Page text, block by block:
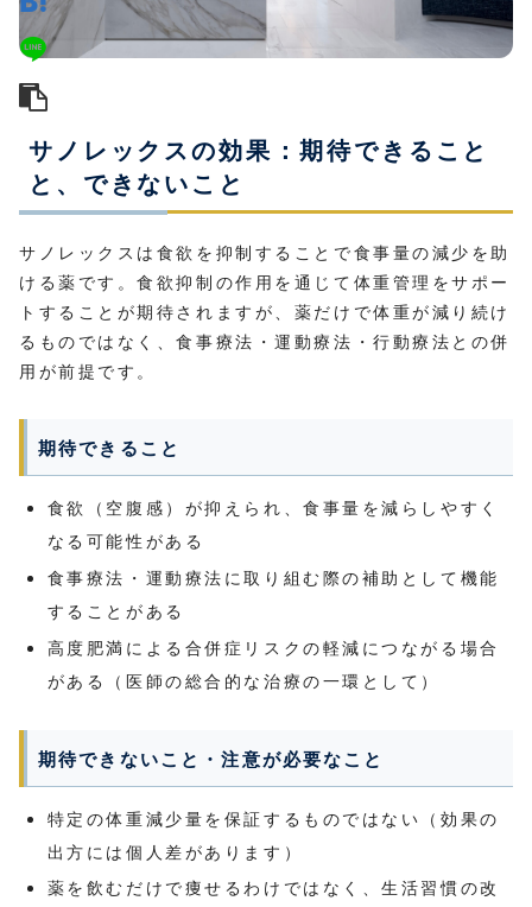
サノレックスの効果：期待できること
と、できないこと
サノレックスは食欲を抑制することで食事量の減少を助
ける薬です。食欲抑制の作用を通じて体重管理をサポー
トすることが期待されますが、薬だけで体重が減り続け
るものではなく、食事療法・運動療法・行動療法との併
用が前提です。
期待できること
食欲（空腹感）が抑えられ、食事量を減らしやすく
なる可能性がある
食事療法・運動療法に取り組む際の補助として機能
することがある
高度肥満による合併症リスクの軽減につながる場合
がある（医師の総合的な治療の一環として）
期待できないこと・注意が必要なこと
特定の体重減少量を保証するものではない（効果の
出方には個人差があります）
薬を飲むだけで痩せるわけではなく、生活習慣の改